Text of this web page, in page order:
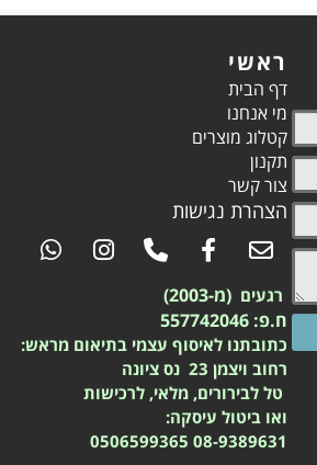
ראשי
דף הבית
מי אנחנו
קטלוג מוצרים
תקנון
צור קשר
הצהרת נגישות
רגעים (מ-2003)
ח.פ: 557742046
כתובתנו לאיסוף עצמי בתיאום מראש:
רחוב ויצמן 23 נס ציונה
טל לבירורים, מלאי, לרכישות
ואו ביטול עיסקה:
08-9389631
0506599365